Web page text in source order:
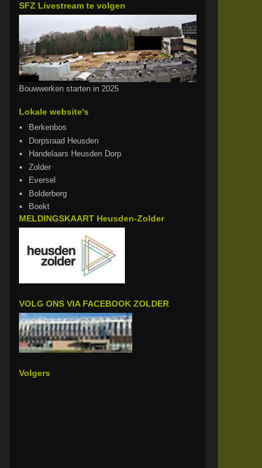
SFZ Livestream te volgen
Bouwwerken starten in 2025
Lokale website's
Berkenbos
Dorpsraad Heusden
Handelaars Heusden Dorp
Zolder
Eversel
Bolderberg
Boekt
MELDINGSKAART Heusden-Zolder
VOLG ONS VIA FACEBOOK ZOLDER
Volgers